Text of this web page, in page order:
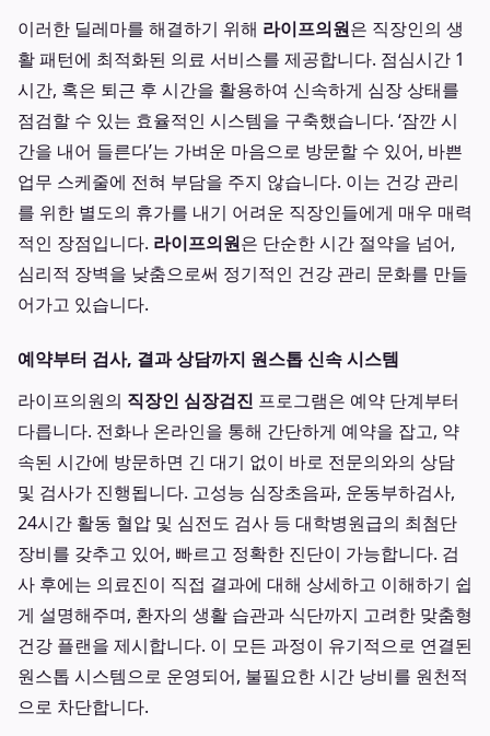
이러한 딜레마를 해결하기 위해 라이프의원은 직장인의 생
활 패턴에 최적화된 의료 서비스를 제공합니다. 점심시간 1
시간, 혹은 퇴근 후 시간을 활용하여 신속하게 심장 상태를
점검할 수 있는 효율적인 시스템을 구축했습니다. ‘잠깐 시
간을 내어 들른다’는 가벼운 마음으로 방문할 수 있어, 바쁜
업무 스케줄에 전혀 부담을 주지 않습니다. 이는 건강 관리
를 위한 별도의 휴가를 내기 어려운 직장인들에게 매우 매력
적인 장점입니다. 라이프의원은 단순한 시간 절약을 넘어,
심리적 장벽을 낮춤으로써 정기적인 건강 관리 문화를 만들
어가고 있습니다.
예약부터 검사, 결과 상담까지 원스톱 신속 시스템
라이프의원의 직장인 심장검진 프로그램은 예약 단계부터
다릅니다. 전화나 온라인을 통해 간단하게 예약을 잡고, 약
속된 시간에 방문하면 긴 대기 없이 바로 전문의와의 상담
및 검사가 진행됩니다. 고성능 심장초음파, 운동부하검사,
24시간 활동 혈압 및 심전도 검사 등 대학병원급의 최첨단
장비를 갖추고 있어, 빠르고 정확한 진단이 가능합니다. 검
사 후에는 의료진이 직접 결과에 대해 상세하고 이해하기 쉽
게 설명해주며, 환자의 생활 습관과 식단까지 고려한 맞춤형
건강 플랜을 제시합니다. 이 모든 과정이 유기적으로 연결된
원스톱 시스템으로 운영되어, 불필요한 시간 낭비를 원천적
으로 차단합니다.